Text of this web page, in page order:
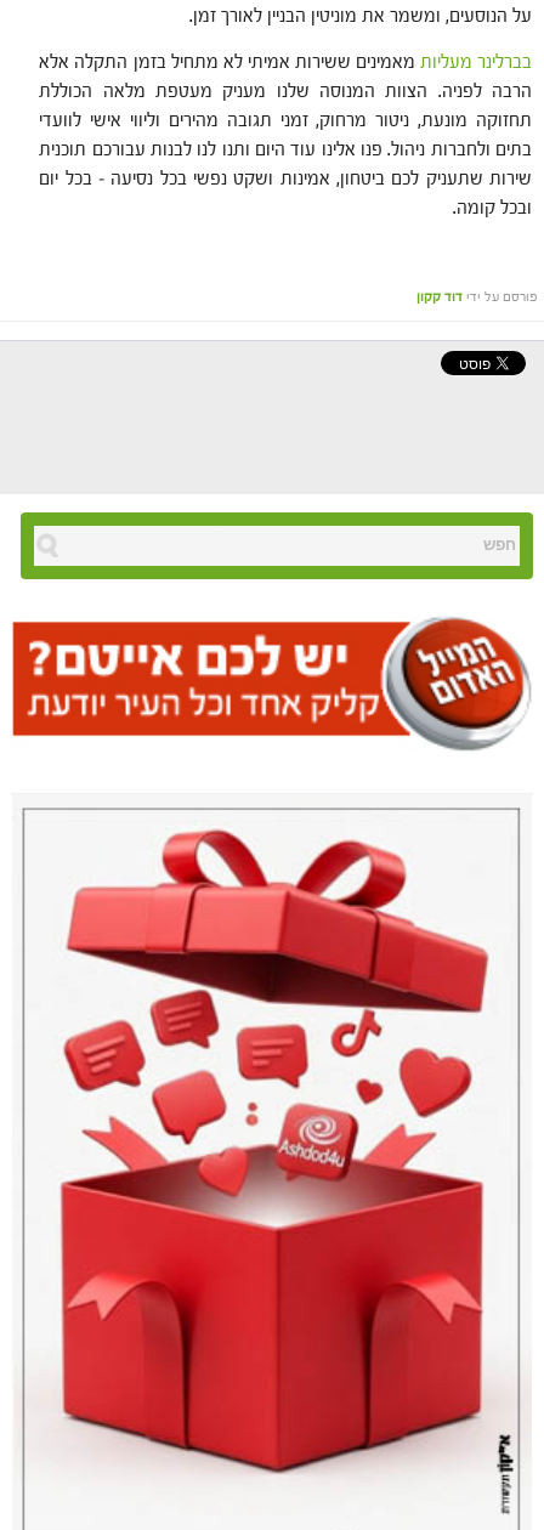
על הנוסעים, ומשמר את מוניטין הבניין לאורך זמן.
בברלינר מעליות מאמינים ששירות אמיתי לא מתחיל בזמן התקלה אלא
הרבה לפניה. הצוות המנוסה שלנו מעניק מעטפת מלאה הכוללת
תחזוקה מונעת, ניטור מרחוק, זמני תגובה מהירים וליווי אישי לוועדי
בתים ולחברות ניהול. פנו אלינו עוד היום ותנו לנו לבנות עבורכם תוכנית
שירות שתעניק לכם ביטחון, אמינות ושקט נפשי בכל נסיעה – בכל יום
ובכל קומה.
פורסם על ידי דוד קקון